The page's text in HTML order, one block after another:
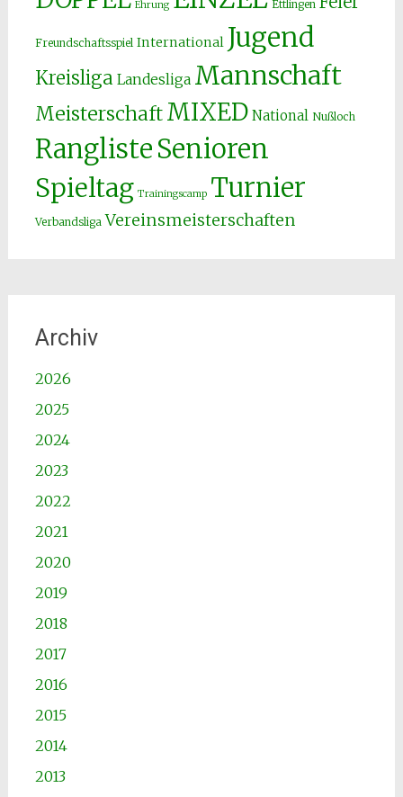
Ehrung Ettlingen
Freundschaftsspiel International Jugend
Kreisliga Landesliga Mannschaft
MeisterschaftMIXED National Nußloch
RanglisteSenioren
Spieltag Trainingscamp Turnier
Verbandsliga Vereinsmeisterschaften
Archiv
2026
2025
2024
2023
2022
2021
2020
2019
2018
2017
2016
2015
2014
2013